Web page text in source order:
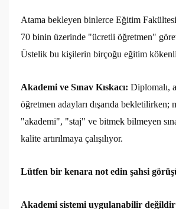
Atama bekleyen binlerce Eğitim
70 binin üzerinde "ücretli öğretmen"
Üstelik bu kişilerin birçoğu eğitim
Akademi ve Sınav Kıskacı: Diplomalı,
öğretmen adayları dışarıda bekletilirken;
"akademi", "staj" ve bitmek bilmeyen
kalite artırılmaya çalışılıyor.
Lütfen bir kenara not edin şahsi
Akademi sistemi uygulanabilir